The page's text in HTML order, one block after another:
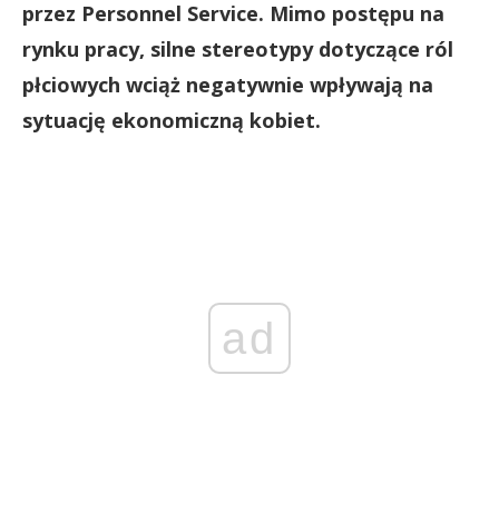
przez Personnel Service. Mimo postępu na
rynku pracy, silne stereotypy dotyczące ról
płciowych wciąż negatywnie wpływają na
sytuację ekonomiczną kobiet.
ad